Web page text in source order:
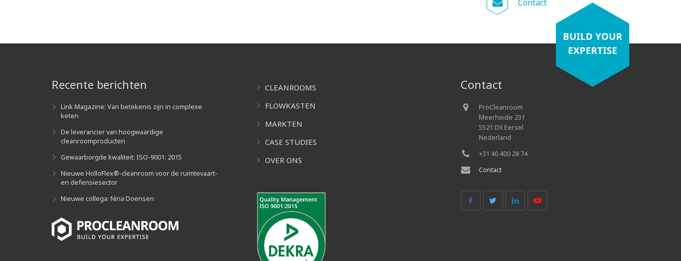
Contact
Recente berichten
Link Magazine: Van betekenis zijn in complexe
keten
De leverancier van hoogwaardige
cleanroomproducten
Gewaarborgde kwaliteit: ISO-9001: 2015
Nieuwe HolloFlex®-cleanroom voor de ruimtevaart-
en defensiesector
Nieuwe collega: Nina Doensen
CLEANROOMS
FLOWKASTEN
MARKTEN
CASE STUDIES
OVER ONS
Contact
ProCleanroom
Meerheide 231
5521 DX Eersel
Nederland
+31 40 400 28 74
Contact